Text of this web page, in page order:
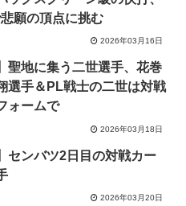
願の頂点に挑む
2026年03月16日
聖地に集う二世選手、花巻
選手＆PL戦士の二世は対戦
ォームで
2026年03月18日
センバツ2日目の対戦カー
2026年03月20日